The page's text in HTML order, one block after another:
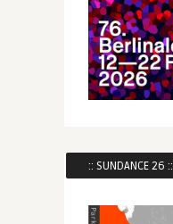
:: SUNDANCE 26 ::